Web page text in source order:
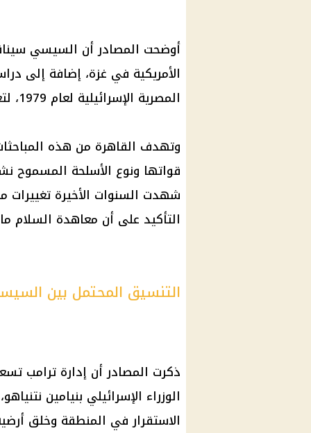
أوضحت المصادر أن السيسي
الأمريكية في غزة، إضافة إلى
المصرية الإسرائيلية لعام 1979، لتعكس التحولات الجيوسياسية الأخيرة.
وتهدف القاهرة من هذه
قواتها ونوع الأسلحة المسموح
شهدت السنوات الأخيرة تغييرات
التأكيد على أن معاهدة السلام
التنسيق المحتمل بين
ذكرت المصادر أن إدارة ترامب
الوزراء الإسرائيلي بنيامين
الاستقرار في المنطقة وخلق